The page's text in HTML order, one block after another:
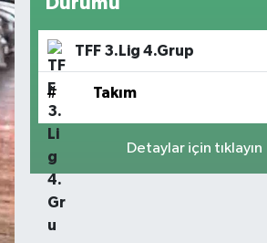
TFF 3.Lig 4.Grup
# Takım
Detaylar için tıklayın